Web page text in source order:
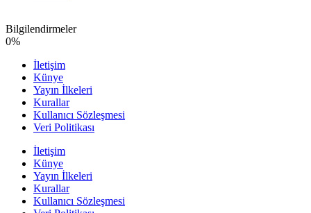
Bilgilendirmeler
0%
İletişim
Künye
Yayın İlkeleri
Kurallar
Kullanıcı Sözleşmesi
Veri Politikası
İletişim
Künye
Yayın İlkeleri
Kurallar
Kullanıcı Sözleşmesi